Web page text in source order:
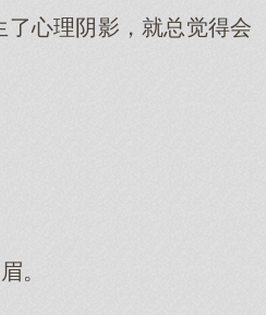
心理阴影，就总觉得会
。